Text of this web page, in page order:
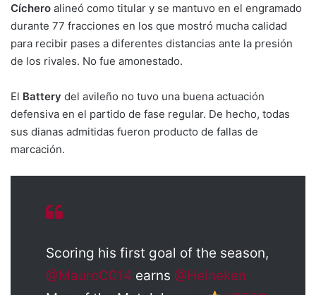
Cíchero alineó como titular y se mantuvo en el engramado
durante 77 fracciones en los que mostró mucha calidad
para recibir pases a diferentes distancias ante la presión
de los rivales. No fue amonestado.
El Battery del avileño no tuvo una buena actuación
defensiva en el partido de fase regular. De hecho, todas
sus dianas admitidas fueron producto de fallas de
marcación.
Scoring his first goal of the season,
@MauroC014 earns @Heineken